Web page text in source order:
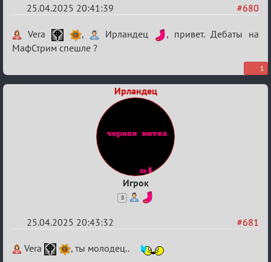
#680
25.04.2025 20:41:39
Re:
Клуб
Vera , Ирландец
, привет. Дебаты на
МафСтрим спешле ?
1
Ирландец
Игрок
8
#681
25.04.2025 20:43:32
Re:Vera
, ты молодец..